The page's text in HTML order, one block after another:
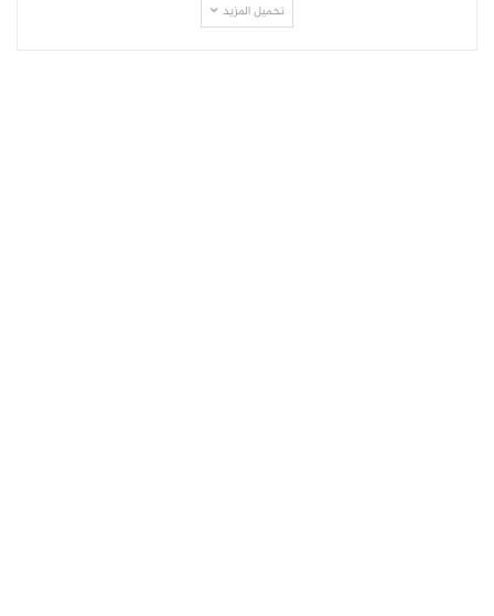
تحميل المزيد